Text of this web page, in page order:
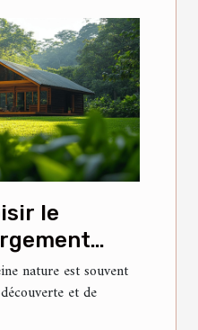
le
en
nature est souvent
et de